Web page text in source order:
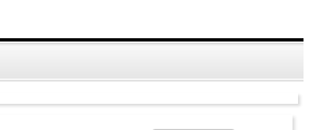
製冷酒ディスペンサー。内側に氷を入れる容器をは
流れ出ます。日本酒以外にワインにもお使い頂け